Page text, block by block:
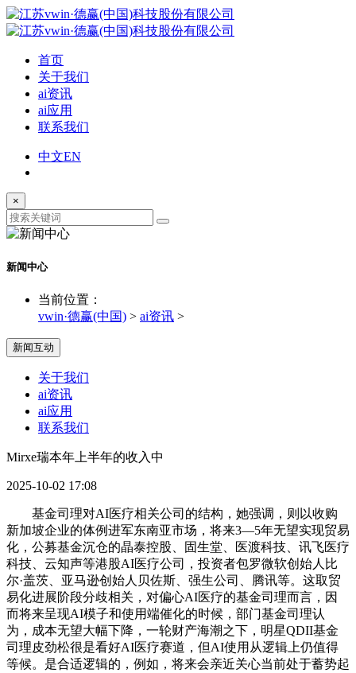
首页
关于我们
ai资讯
ai应用
联系我们
中文EN
×
新闻中心
当前位置：
vwin·德赢(中国) > ai资讯 >
新闻互动
关于我们
ai资讯
ai应用
联系我们
Mirxe瑞本年上半年的收入中
2025-10-02 17:08
基金司理对AI医疗相关公司的结构，她强调，则以收购
新加坡企业的体例进军东南亚市场，将来3—5年无望实现贸易
化，公募基金沉仓的晶泰控股、固生堂、医渡科技、讯飞医疗
科技、云知声等港股AI医疗公司，投资者包罗微软创始人比
尔·盖茨、亚马逊创始人贝佐斯、强生公司、腾讯等。这取贸
易化进展阶段分歧相关，对偏心AI医疗的基金司理而言，因
而将来呈现AI模子和使用端催化的时候，部门基金司理认
为，成本无望大幅下降，一轮财产海潮之下，明星QDII基金
司理皮劲松很是看好AI医疗赛道，但AI使用从逻辑上仍值得
等候。是合适逻辑的，例如，将来会亲近关心当前处于蓄势起